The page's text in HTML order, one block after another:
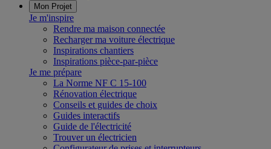
Mon Projet
Je m'inspire
Rendre ma maison connectée
Recharger ma voiture électrique
Inspirations chantiers
Inspirations pièce-par-pièce
Je me prépare
La Norme NF C 15-100
Rénovation électrique
Conseils et guides de choix
Guides interactifs
Guide de l'électricité
Trouver un électricien